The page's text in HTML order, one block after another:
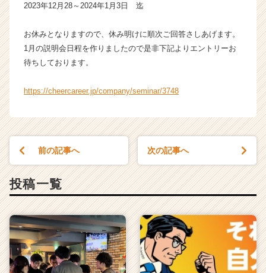
ン
ャ
成
業
ら
ト
就
活
サ
イ
ト
2023年12月28～2024年1月3日 迄
お休みとなりますので、休み明けに順次ご回答さしあげます。
1月の説明会日程を作りましたので是非下記よりエントリーお
待ちしております。
https://cheercareer.jp/company/seminar/3748
前の記事へ 次の記事へ
投稿一覧